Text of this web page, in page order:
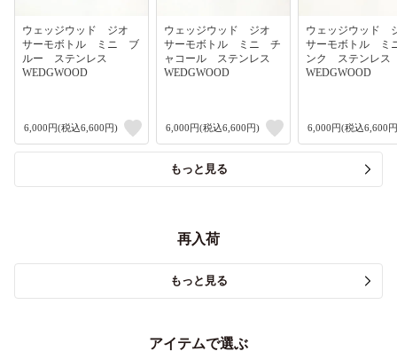
ウェッジウッド ジオ
サーモボトル ミニ ブ
ルー ステンレス
WEDGWOOD
6,000円(税込6,600円)
ウェッジウッド ジオ
サーモボトル ミニ チ
ャコール ステンレス
WEDGWOOD
6,000円(税込6,600円)
ウェッジウッド
サーモボトル
ンク ステンレ
WEDGWOOD
6,000円(税込6,600
もっと見る
再入荷
もっと見る
アイテムで選ぶ